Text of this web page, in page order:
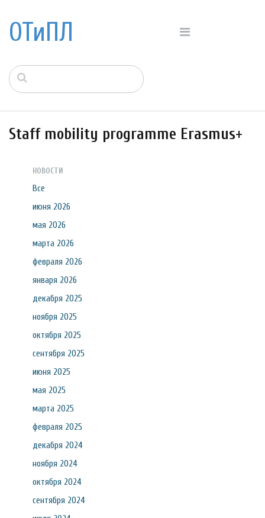
ОТиПЛ
Staff mobility programme Erasmus+
НОВОСТИ
Все
июня 2026
мая 2026
марта 2026
февраля 2026
января 2026
декабря 2025
ноября 2025
октября 2025
сентября 2025
июня 2025
мая 2025
марта 2025
февраля 2025
декабря 2024
ноября 2024
октября 2024
сентября 2024